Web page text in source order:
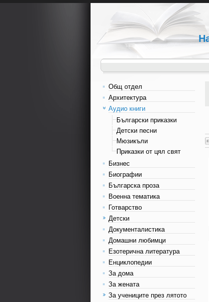
Общ отдел
Архитектура
Аудио книги
Български приказки
Детски песни
Мюзикъли
Приказки от цял свят
Бизнес
Биографии
Българска проза
Военна тематика
Готварство
Детски
Документалистика
Домашни любимци
Езотерична литература
Енциклопедии
За дома
За жената
За учениците през лятото